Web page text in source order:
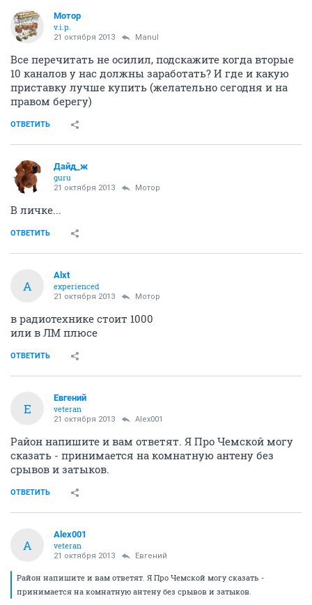
Мотор
v.i.p.
21 октября 2013 Manul
Все перечитать не осилил, подскажите когда вторые
10 каналов у нас должны заработать? И где и какую
приставку лучше купить (желательно сегодня и на
правом берегу)
ОТВЕТИТЬ
Дайд_ж
guru
21 октября 2013 Мотор
В личке...
ОТВЕТИТЬ
A
Alxt
experienced
21 октября 2013 Мотор
в радиотехнике стоит 1000
или в ЛМ плюсе
ОТВЕТИТЬ
E
Eвгений
veteran
21 октября 2013 Alex001
Район напишите и вам ответят. Я Про Чемской могу
сказать - принимается на комнатную антену без
срывов и затыков.
ОТВЕТИТЬ
A
Alex001
veteran
21 октября 2013 Eвгений
Район напишите и вам ответят. Я Про Чемской могу сказать -
принимается на комнатную антену без срывов и затыков.